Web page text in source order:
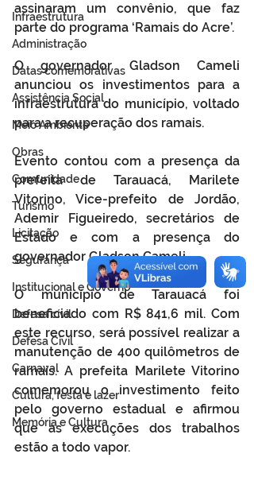
Infraestrutura
Administração
Datas comemorativas
Assistência Social
Meio Ambiente
Obras
Comunidade
Turismo
Licitação
Segurança
Institucional e Governo
Defesa cívil
Defesa Civil
Carnaval
Cultura, festa e lazer
Memória e Cultura
assinaram um convênio, que faz
parte do programa ‘Ramais do Acre’.
O governador Gladson Cameli
anunciou os investimentos para a
infraestrutura do município, voltado
para a recuperação dos ramais.
Evento contou com a presença da
prefeita de Tarauacá, Marilete
Vitorino, Vice-prefeito de Jordão,
Ademir Figueiredo, secretários de
Estado e com a presença do
governador Gladson Cameli.
O município de Tarauacá foi
beneficiado com R$ 841,6 mil. Com
este recurso, será possível realizar a
manutenção de 400 quilômetros de
ramais. A prefeita Marilete Vitorino
comemorou o investimento feito
pelo governo estadual e afirmou
que as execuções dos trabalhos
estão a todo vapor.